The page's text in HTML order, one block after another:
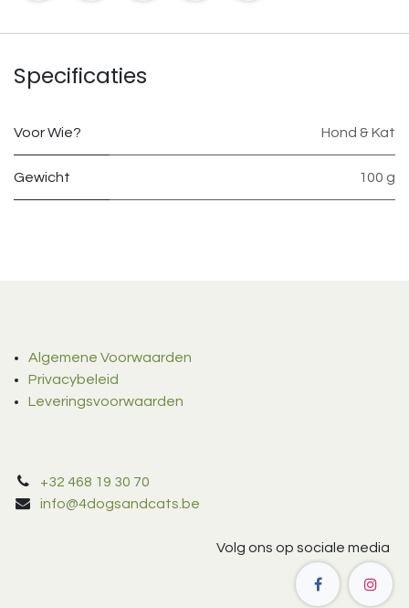
Specificaties
Voor Wie? Hond & Kat
Gewicht 100 g
Algemene Voorwaarden
Privacybeleid
Leveringsvoorwaarden
+32 468 19 30 70
info@4dogsandcats.be
Volg ons op sociale media